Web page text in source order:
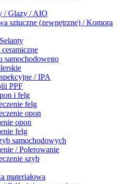
/ Glazy / AIO
sztuczne (zewnętrzne) / Komora
samochodowego
/ IPA
PPF
i felg
felg
opon
opon
felg
samochodowych
/ Polerowanie
szyb
materiałowa